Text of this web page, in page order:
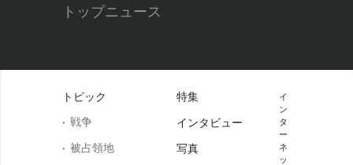
トップニュース
トピック
戦争
被占領地
特集
インタビュー
写真
イ
ン
タ
ー
ネ
ッ